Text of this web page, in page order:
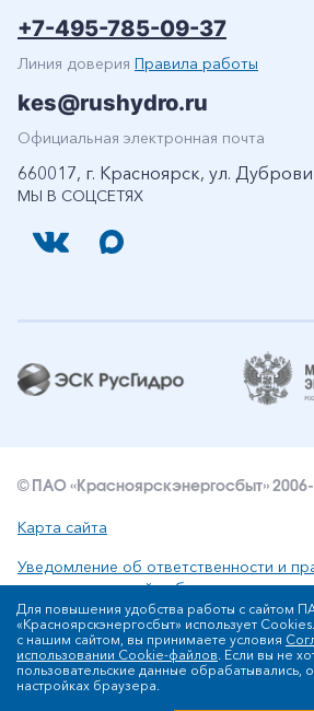
МЫ В СОЦСЕТЯХ
+7-495-785-09-37
Линия доверия Правила работы
kes@rushydro.ru
Официальная электронная почта
660017, г. Красноярск, ул.
© ПАО «Красноярскэнергосбыт»
Карта сайта
Уведомление об ответственности и
интеллектуальной собственности
Политика ПАО
обработки персональных данных
Для повышения удобства работы с сайтом
«Красноярскэнергосбыт» использует
с нашим сайтом, вы принимаете условия
использовании Cookie-файлов. Если вы не
пользовательские данные обрабатывались,
настройках браузера.